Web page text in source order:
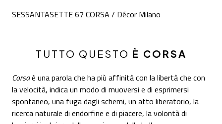
SESSANTASETTE 67 CORSA / Décor Milano
TUTTO QUESTO È CORSA
Corsaè una parola che ha più affinità con la libertà che con
la velocità, indica un modo di muoversi e di esprimersi
spontaneo, una fuga dagli schemi, un atto liberatorio, la
ricerca naturale di endorfine e di piacere, la volontà di